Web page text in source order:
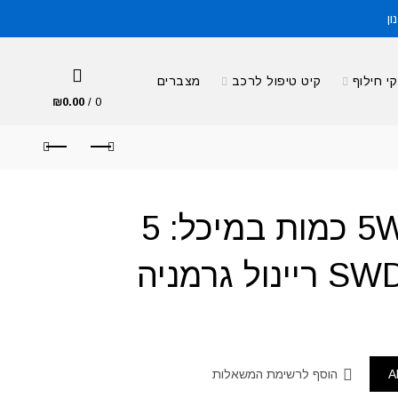
חילוף קיט טיפול לרכב מצברים
0
/
₪0.00
שמן מנוע 5W40 כמות במיכל: 5
הוסף לרשימת המשאלות